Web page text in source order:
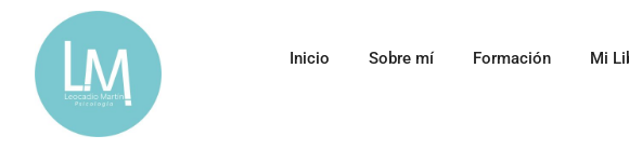
Inicio Sobre mí Formación Mi